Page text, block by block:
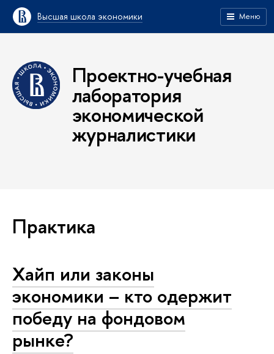
Высшая школа экономики Меню
Проектно-учебная
лаборатория
экономической
журналистики
Практика
Хайп или законы
экономики – кто одержит
победу на фондовом
рынке?